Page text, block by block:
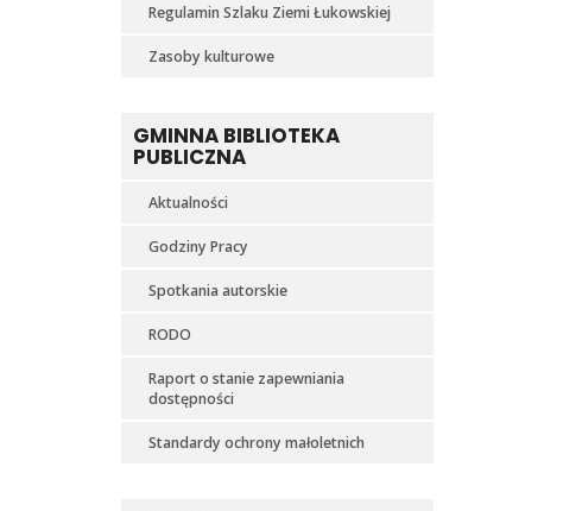
Regulamin Szlaku Ziemi Łukowskiej
Zasoby kulturowe
GMINNA BIBLIOTEKA
PUBLICZNA
Aktualności
Godziny Pracy
Spotkania autorskie
RODO
Raport o stanie zapewniania
dostępności
Standardy ochrony małoletnich